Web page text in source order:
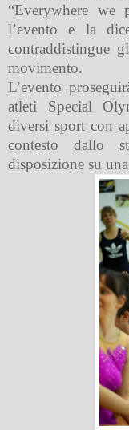
“Everywhere
l’evento e la
contraddistingue
movimento.
L’evento
atleti Special
diversi sport con
contesto dallo
disposizione su